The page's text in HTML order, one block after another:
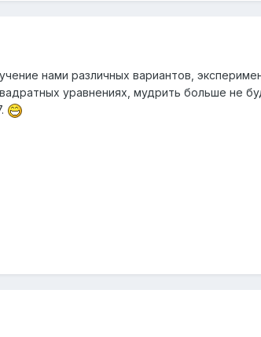
нами различных вариантов,
уравнениях, мудрить больше не